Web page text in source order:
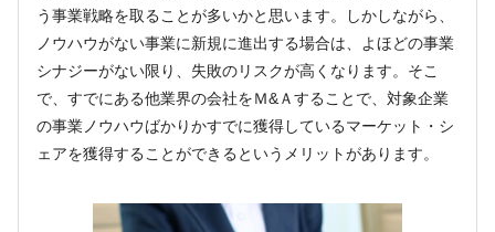
う事業戦略を取ることが多いかと思います。しかしながら、
ノウハウがない事業に新規に進出する場合は、よほどの事業
シナジーがない限り、失敗のリスクが高くなります。そこ
で、すでにある他業界の会社をＭ&Ａすることで、対象企業
の事業ノウハウばかりかすでに獲得しているマーケット・シ
ェアを獲得することができるというメリットがあります。